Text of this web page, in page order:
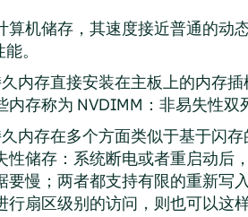
机储存，其速度接近普通的动
。
内存直接安装在主板上的内存
存称为 NVDIMM：非易失性双
内存在多个方面类似于基于闪
性储存：系统断电或者重启动后
要慢；两者都支持有限的重新写
扇区级别的访问，则也可以这样